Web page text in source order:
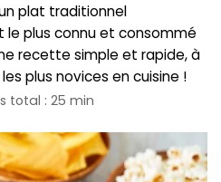
plat traditionnel
plus connu et consommé
recette simple et rapide, à
plus novices en cuisine !
total : 25 min